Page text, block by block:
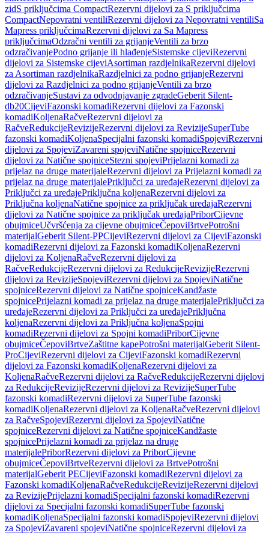
zidS priključcima CompactRezervni dijelovi za S priključcima
CompactNepovratni ventiliRezervni dijelovi za Nepovratni ventiliSa
Mapress priključcimaRezervni dijelovi za Sa Mapress
priključcimaOdzračni ventili za grijanjeVentili za brzo
odzračivanjePodno grijanje ili hlađenjeSistemske cijeviRezervni
dijelovi za Sistemske cijeviAsortiman razdjelnikaRezervni dijelovi
za Asortiman razdjelnikaRazdjelnici za podno grijanjeRezervni
dijelovi za Razdjelnici za podno grijanjeVentili za brzo
odzračivanjeSustavi za odvodnjavanje zgradeGeberit Silent-
db20CijeviFazonski komadiRezervni dijelovi za Fazonski
komadiKoljenaRačveRezervni dijelovi za
RačveRedukcijeRevizijeRezervni dijelovi za RevizijeSuperTube
fazonski komadiKoljenaSpecijalni fazonski komadiSpojeviRezervni
dijelovi za SpojeviZavareni spojeviNatične spojniceRezervni
dijelovi za Natične spojniceStezni spojeviPrijelazni komadi za
prijelaz na druge materijaleRezervni dijelovi za Prijelazni komadi za
prijelaz na druge materijalePriključci za uređajeRezervni dijelovi za
Priključci za uređajePriključna koljenaRezervni dijelovi za
Priključna koljenaNatične spojnice za priključak uređajaRezervni
dijelovi za Natične spojnice za priključak uređajaPriborCijevne
obujmiceUčvršćenja za cijevne obujmiceČepoviBrtvePotrošni
materijalGeberit Silent-PPCijeviRezervni dijelovi za CijeviFazonski
komadiRezervni dijelovi za Fazonski komadiKoljenaRezervni
dijelovi za KoljenaRačveRezervni dijelovi za
RačveRedukcijeRezervni dijelovi za RedukcijeRevizijeRezervni
dijelovi za RevizijeSpojeviRezervni dijelovi za SpojeviNatične
spojniceRezervni dijelovi za Natične spojniceKandžaste
spojnicePrijelazni komadi za prijelaz na druge materijalePriključci za
uređajeRezervni dijelovi za Priključci za uređajePriključna
koljenaRezervni dijelovi za Priključna koljenaSpojni
komadiRezervni dijelovi za Spojni komadiPriborCijevne
obujmiceČepoviBrtveZaštitne kapePotrošni materijalGeberit Silent-
ProCijeviRezervni dijelovi za CijeviFazonski komadiRezervni
dijelovi za Fazonski komadiKoljenaRezervni dijelovi za
KoljenaRačveRezervni dijelovi za RačveRedukcijeRezervni dijelovi
za RedukcijeRevizijeRezervni dijelovi za RevizijeSuperTube
fazonski komadiRezervni dijelovi za SuperTube fazonski
komadiKoljenaRezervni dijelovi za KoljenaRačveRezervni dijelovi
za RačveSpojeviRezervni dijelovi za SpojeviNatične
spojniceRezervni dijelovi za Natične spojniceKandžaste
spojnicePrijelazni komadi za prijelaz na druge
materijalePriborRezervni dijelovi za PriborCijevne
obujmiceČepoviBrtveRezervni dijelovi za BrtvePotrošni
materijalGeberit PECijeviFazonski komadiRezervni dijelovi za
Fazonski komadiKoljenaRačveRedukcijeRevizijeRezervni dijelovi
za RevizijePrijelazni komadiSpecijalni fazonski komadiRezervni
dijelovi za Specijalni fazonski komadiSuperTube fazonski
komadiKoljenaSpecijalni fazonski komadiSpojeviRezervni dijelovi
za SpojeviZavareni spojeviNatične spojniceRezervni dijelovi za